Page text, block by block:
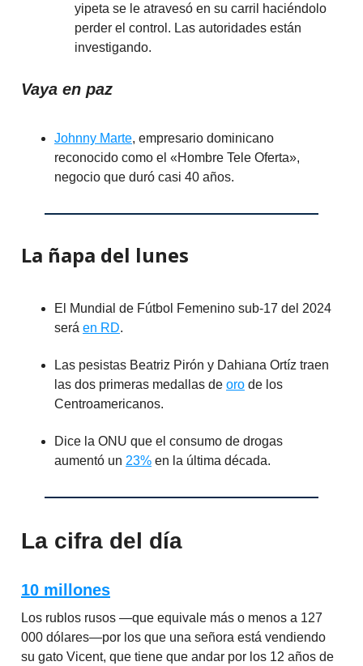
yipeta se le atravesó en su carril haciéndolo
perder el control. Las autoridades están
investigando.
Vaya en paz
Johnny Marte, empresario dominicano
reconocido como el «Hombre Tele Oferta»,
negocio que duró casi 40 años.
La ñapa del lunes
El Mundial de Fútbol Femenino sub-17 del 2024
será en RD.
Las pesistas Beatriz Pirón y Dahiana Ortíz traen
las dos primeras medallas de oro de los
Centroamericanos.
Dice la ONU que el consumo de drogas
aumentó un 23% en la última década.
La cifra del día
10 millones
Los rublos rusos —que equivale más o menos a 127
000 dólares—por los que una señora está vendiendo
su gato Vicent, que tiene que andar por los 12 años de